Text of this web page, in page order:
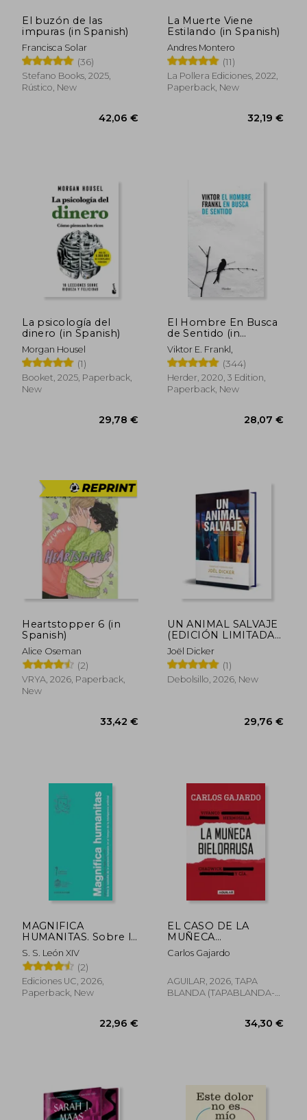
El buzón de las
impuras (in Spanish)
Francisca Solar
(36)
Stefano Books, 2025,
Rústico, New
La Muerte Viene
Estilando (in Spanish)
Andres Montero
(11)
La Pollera Ediciones, 2022,
Paperback, New
La psicología del
dinero (in Spanish)
Morgan Housel
(1)
Booket, 2025, Paperback,
New
El Hombre En Busca
de Sentido (in
Spanish)
Viktor E. Frankl,
(344)
Herder, 2020, 3 Edition,
Paperback, New
Heartstopper 6 (in
Spanish)
Alice Oseman
(2)
VRYA, 2026, Paperback,
New
UN ANIMAL SALVAJE
(EDICIÓN LIMITADA)
(in Spanish)
Joël Dicker
(1)
Debolsillo, 2026, New
MAGNIFICA
HUMANITAS. Sobre la
custodia de la
persona humana en
el tiempo de la
inteligencia artificial
(in Spanish)
S. S. León XIV
(2)
Ediciones UC, 2026,
Paperback, New
EL CASO DE LA
MUÑECA
BIELORRUSA (in
Spanish)
Carlos Gajardo
AGUILAR, 2026, TAPA
BLANDA (TAPABLANDA-